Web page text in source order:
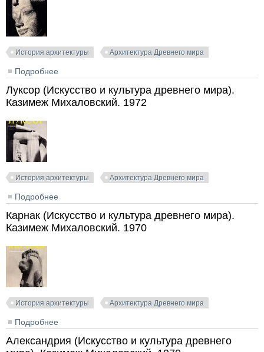
История архитектуры Архитектура Древнего мира
Подробнее
Луксор (Искусство и культура древнего мира).
Казимеж Михаловский. 1972
История архитектуры Архитектура Древнего мира
Подробнее
Карнак (Искусство и культура древнего мира).
Казимеж Михаловский. 1970
История архитектуры Архитектура Древнего мира
Подробнее
Александрия (Искусство и культура древнего